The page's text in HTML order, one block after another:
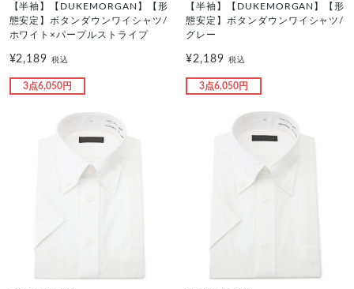
【半袖】【DUKEMORGAN】【形
態安定】ボタンダウンワイシャツ/
ホワイト×パープルストライプ
¥2,189税込
3点6,050円
【半袖】【DUKEMORGAN】【形
態安定】ボタンダウンワイシャツ/
グレー
¥2,189 税込
3点6,050円